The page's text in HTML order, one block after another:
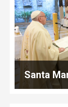
Santa